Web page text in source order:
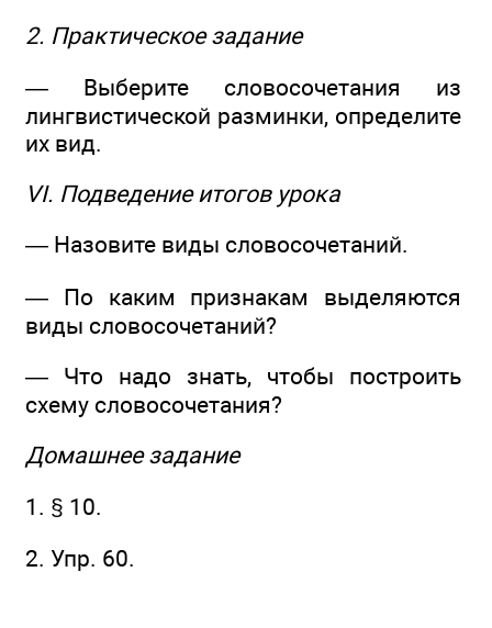
2. Практическое задание
— Выберите словосочетания из
лингвистической разминки, определите
их вид.
VI. Подведение итогов урока
— Назовите виды словосочетаний.
— По каким признакам выделяются
виды словосочетаний?
— Что надо знать, чтобы построить
схему словосочетания?
Домашнее задание
1. § 10.
2. Упр. 60.